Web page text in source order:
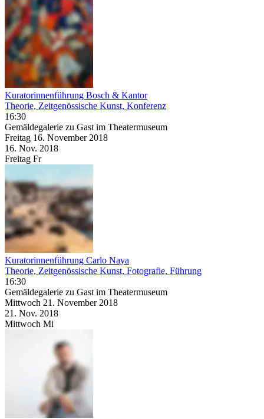
Kuratorinnenführung Bosch & Kantor
Theorie, Zeitgenössische Kunst, Konferenz
16:30
Gemäldegalerie zu Gast im Theatermuseum
Freitag 16. November 2018
16. Nov. 2018
Freitag Fr
Kuratorinnenführung Carlo Naya
Theorie, Zeitgenössische Kunst, Fotografie, Führung
16:30
Gemäldegalerie zu Gast im Theatermuseum
Mittwoch 21. November 2018
21. Nov. 2018
Mittwoch Mi